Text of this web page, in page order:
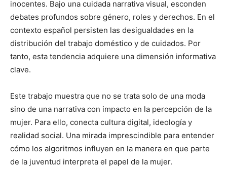
inocentes. Bajo una cuidada narrativa visual, esconden
debates profundos sobre género, roles y derechos. En el
contexto español persisten las desigualdades en la
distribución del trabajo doméstico y de cuidados. Por
tanto, esta tendencia adquiere una dimensión informativa
clave.
Este trabajo muestra que no se trata solo de una moda
sino de una narrativa con impacto en la percepción de la
mujer. Para ello, conecta cultura digital, ideología y
realidad social. Una mirada imprescindible para entender
cómo los algoritmos influyen en la manera en que parte
de la juventud interpreta el papel de la mujer.